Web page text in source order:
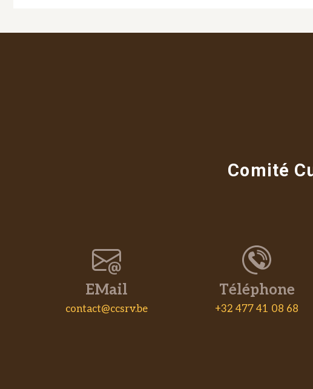
Comité
EMail
contact@ccsrv.be
Téléphone
+32 477 41 08 68